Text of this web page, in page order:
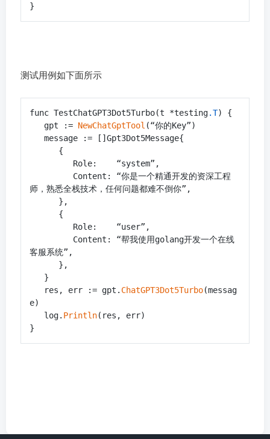
}
测试用例如下面所示
func TestChatGPT3Dot5Turbo(t *testing.T) {
gpt := NewChatGptTool (“你的Key”)
message := []Gpt3Dot5Message{
{
Role:    “system”,
Content: “你是一个精通开发的资深工程
师，熟悉全栈技术，任何问题都难不倒你”,
},
{
Role:    “user”,
Content: “帮我使用golang开发一个在线
客服系统”,
},
}
res, err := gpt. ChatGPT3Dot5Turbo(messag
e)
log. Println(res, err)
}